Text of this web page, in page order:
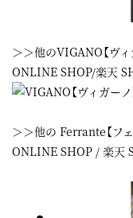
＞＞他のVIGANO【ヴ
ONLINE SHOP/楽天
＞＞他の Ferrante【フ
ONLINE SHOP / 楽天